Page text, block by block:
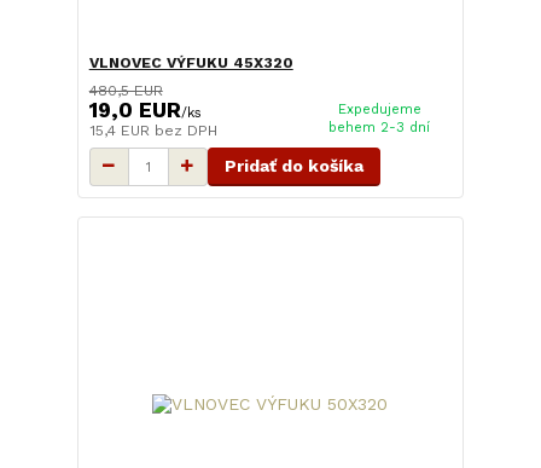
VLNOVEC VÝFUKU 45X320
480,5 EUR
19,0 EUR/ks
15,4 EUR bez DPH
Expedujeme
behem 2-3 dní
Pridať do košíka